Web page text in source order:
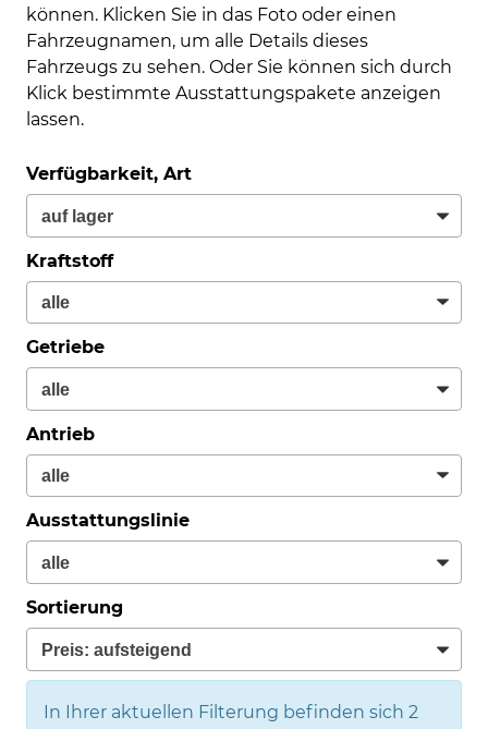
können. Klicken Sie in das Foto oder einen
Fahrzeugnamen, um alle Details dieses
Fahrzeugs zu sehen. Oder Sie können sich durch
Klick bestimmte Ausstattungspakete anzeigen
lassen.
Verfügbarkeit, Art
Kraftstoff
Getriebe
Antrieb
Ausstattungslinie
Sortierung
In Ihrer aktuellen Filterung befinden sich 2